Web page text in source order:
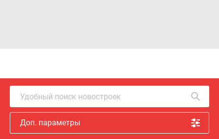
Удобный поиск новостроек
Доп. параметры